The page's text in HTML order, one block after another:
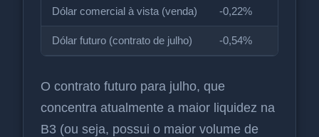
Dólar comercial à vista (venda) -0,22%
Dólar futuro (contrato de julho) -0,54%
O contrato futuro para julho, que
concentra atualmente a maior liquidez na
B3 (ou seja, possui o maior volume de